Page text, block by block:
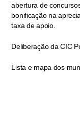
abertura de
bonificação na
taxa de apoio.
Deliberação da CIC
Lista e mapa dos